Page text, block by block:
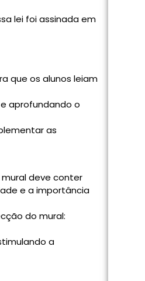
lei foi assinada em
que os alunos leiam
aprofundando o
as
mural deve conter
e a importância
do mural:
a